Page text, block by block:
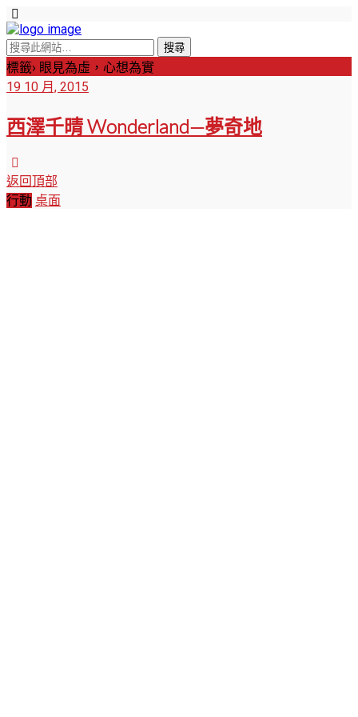
標籤› 眼見為虛，心想為實
19 10 月, 2015
西澤千晴 Wonderland—夢奇地
返回頂部
行動 桌面